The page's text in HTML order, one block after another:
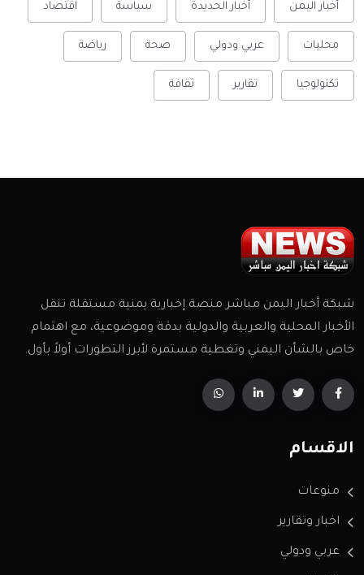
أخبار اليمن أخبار الحديدة سياسة اقتصاد
محليات عربي ودولي صحة رياضة
تكنولوجيا تقارير ثقافة
شبكة أخبار اليمن مباشر منصة إخبارية يمنية مستقلة تنقل
الأخبار المحلية والعربية والدولية بدقة وموضوعية، مع اهتمام
خاص بالشأن اليمني وتغطية مستمرة لأبرز التطورات أولاً بأول.
الاقسام
منوعات
اخبار وتقارير
عربي ودولي